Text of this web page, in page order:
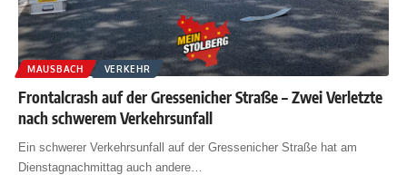
MAUSBACH VERKEHR
Frontalcrash auf der Gressenicher Straße – Zwei Verletzte
nach schwerem Verkehrsunfall
Ein schwerer Verkehrsunfall auf der Gressenicher Straße hat am
Dienstagnachmittag auch andere…